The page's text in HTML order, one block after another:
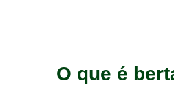
O que é